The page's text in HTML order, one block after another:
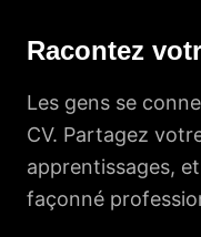
Racontez
Les gens se
CV. Partagez
apprentissages,
façonné